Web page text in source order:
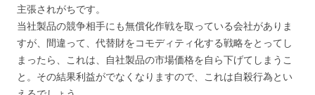
主張されがちです。
当社製品の競争相手にも無償化作戦を取っている会社がありま
すが、間違って、代替財をコモディティ化する戦略をとってし
まったら、これは、自社製品の市場価格を自ら下げてしまうこ
と。その結果利益がでなくなりますので、これは自殺行為とい